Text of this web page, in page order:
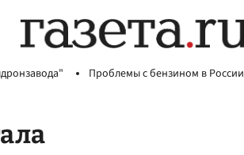
Проблемы с бензином в России